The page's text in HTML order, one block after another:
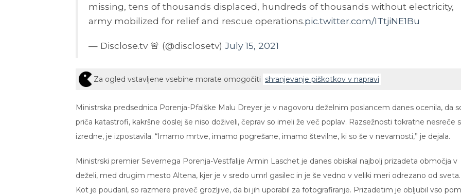
missing, tens of thousands displaced, hundreds of thousands without electricity,
army mobilized for relief and rescue operations.pic.twitter.com/ITtjiNE1Bu
— Disclose.tv 🚨 (@disclosetv) July 15, 2021
Za ogled vstavljene vsebine morate omogočiti shranjevanje piškotkov v napravi
Ministrska predsednica Porenja-Pfalške Malu Dreyer je v nagovoru deželnim poslancem danes ocenila, da
priča katastrofi, kakršne doslej še niso doživeli, čeprav so imeli že več poplav. Razsežnosti tokratne nesreče
izredne, je izpostavila. “Imamo mrtve, imamo pogrešane, imamo številne, ki so še v nevarnosti,” je dejala.
Ministrski premier Severnega Porenja-Vestfalije Armin Laschet je danes obiskal najbolj prizadeta območja v
deželi, med drugim mesto Altena, kjer je v sredo umrl gasilec in je še vedno v veliki meri odrezano od sveta.
Kot je poudaril, so razmere preveč grozljive, da bi jih uporabil za fotografiranje. Prizadetim je obljubil vso